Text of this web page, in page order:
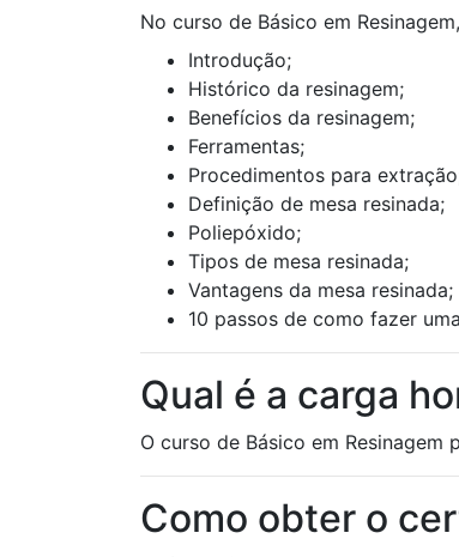
No curso de Básico em
Introdução;
Histórico da resinagem;
Benefícios da resinagem;
Ferramentas;
Procedimentos para
Definição de mesa resinada;
Poliepóxido;
Tipos de mesa resinada;
Vantagens da mesa resinada;
10 passos de como fazer
Qual é a carga
O curso de Básico em Resinagem
Como obter o